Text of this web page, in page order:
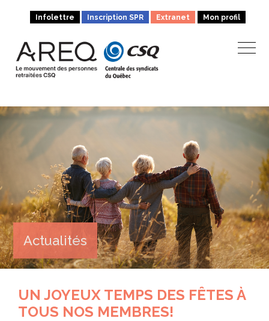
Infolettre Inscription SPR Extranet Mon profil
Actualités
UN JOYEUX TEMPS DES FÊTES À
TOUS NOS MEMBRES!